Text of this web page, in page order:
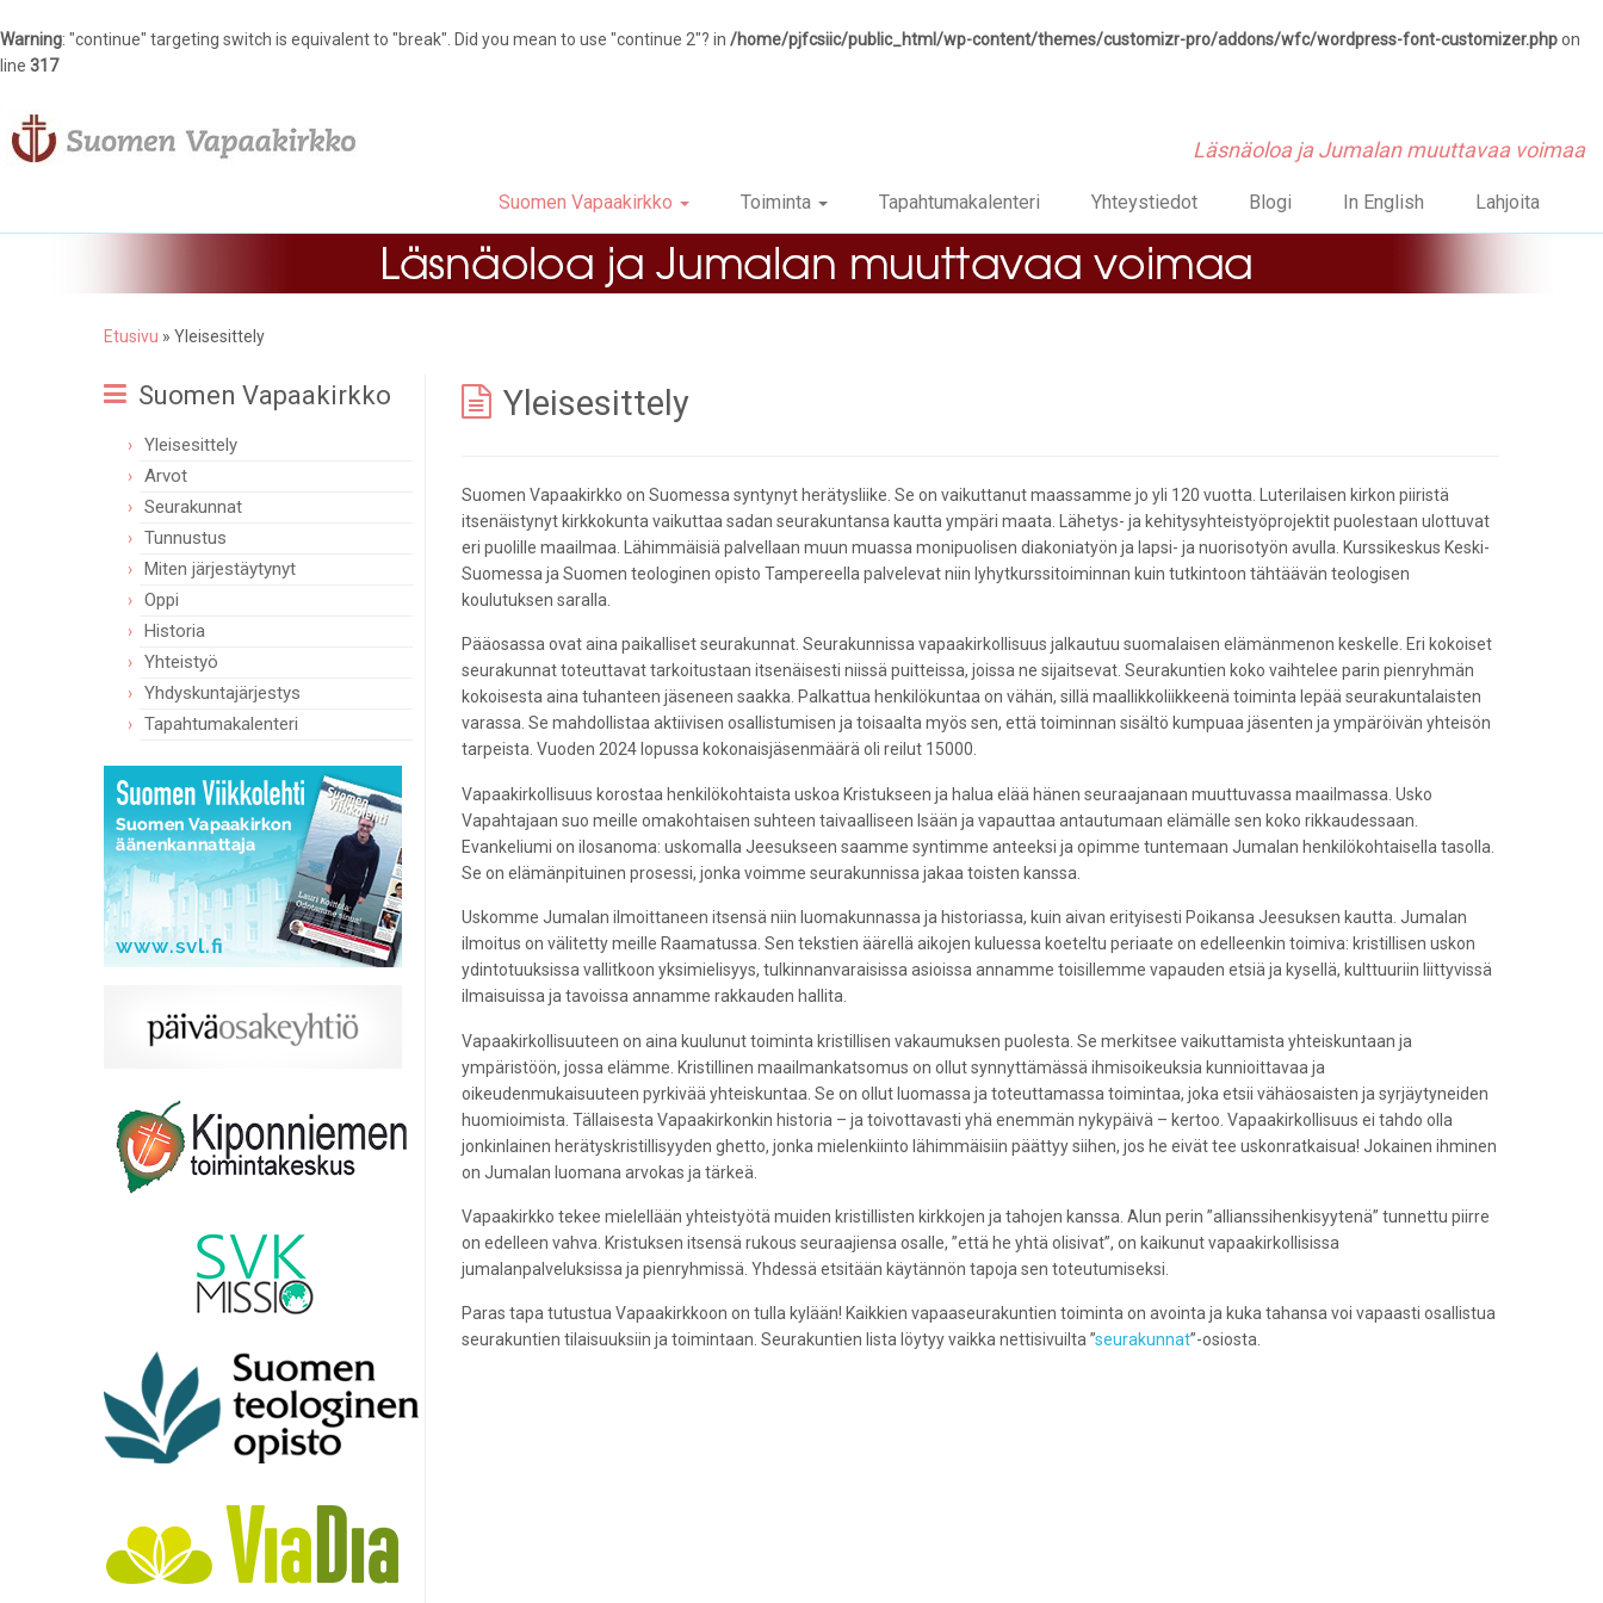
Warning: "continue" targeting switch is equivalent to "break". Did you mean to use "continue 2"? in /home/pjfcsiic/public_html/wp-content/themes/customizr-pro/addons/wfc/wordpress-font-customizer.phpon
line 317
Läsnäoloa ja Jumalan muuttavaa voimaa
Suomen Vapaakirkko Toiminta Tapahtumakalenteri Yhteystiedot Blogi In English Lahjoita
Etusivu » Yleisesittely
Suomen Vapaakirkko
Yleisesittely
Arvot
Seurakunnat
Tunnustus
Miten järjestäytynyt
Oppi
Historia
Yhteistyö
Yhdyskuntajärjestys
Tapahtumakalenteri
Yleisesittely
Suomen Vapaakirkko on Suomessa syntynyt herätysliike. Se on vaikuttanut maassamme jo yli 120 vuotta. Luterilaisen kirkon piiristä
itsenäistynyt kirkkokunta vaikuttaa sadan seurakuntansa kautta ympäri maata. Lähetys- ja kehitysyhteistyöprojektit puolestaan ulottuvat
eri puolille maailmaa. Lähimmäisiä palvellaan muun muassa monipuolisen diakoniatyön ja lapsi- ja nuorisotyön avulla. Kurssikeskus Keski-
Suomessa ja Suomen teologinen opisto Tampereella palvelevat niin lyhytkurssitoiminnan kuin tutkintoon tähtäävän teologisen
koulutuksen saralla.
Pääosassa ovat aina paikalliset seurakunnat. Seurakunnissa vapaakirkollisuus jalkautuu suomalaisen elämänmenon keskelle. Eri kokoiset
seurakunnat toteuttavat tarkoitustaan itsenäisesti niissä puitteissa, joissa ne sijaitsevat. Seurakuntien koko vaihtelee parin pienryhmän
kokoisesta aina tuhanteen jäseneen saakka. Palkattua henkilökuntaa on vähän, sillä maallikkoliikkeenä toiminta lepää seurakuntalaisten
varassa. Se mahdollistaa aktiivisen osallistumisen ja toisaalta myös sen, että toiminnan sisältö kumpuaa jäsenten ja ympäröivän yhteisön
tarpeista. Vuoden 2024 lopussa kokonaisjäsenmäärä oli reilut 15000.
Vapaakirkollisuus korostaa henkilökohtaista uskoa Kristukseen ja halua elää hänen seuraajanaan muuttuvassa maailmassa. Usko
Vapahtajaan suo meille omakohtaisen suhteen taivaalliseen Isään ja vapauttaa antautumaan elämälle sen koko rikkaudessaan.
Evankeliumi on ilosanoma: uskomalla Jeesukseen saamme syntimme anteeksi ja opimme tuntemaan Jumalan henkilökohtaisella tasolla.
Se on elämänpituinen prosessi, jonka voimme seurakunnissa jakaa toisten kanssa.
Uskomme Jumalan ilmoittaneen itsensä niin luomakunnassa ja historiassa, kuin aivan erityisesti Poikansa Jeesuksen kautta. Jumalan
ilmoitus on välitetty meille Raamatussa. Sen tekstien äärellä aikojen kuluessa koeteltu periaate on edelleenkin toimiva: kristillisen uskon
ydintotuuksissa vallitkoon yksimielisyys, tulkinnanvaraisissa asioissa annamme toisillemme vapauden etsiä ja kysellä, kulttuuriin liittyvissä
ilmaisuissa ja tavoissa annamme rakkauden hallita.
Vapaakirkollisuuteen on aina kuulunut toiminta kristillisen vakaumuksen puolesta. Se merkitsee vaikuttamista yhteiskuntaan ja
ympäristöön, jossa elämme. Kristillinen maailmankatsomus on ollut synnyttämässä ihmisoikeuksia kunnioittavaa ja
oikeudenmukaisuuteen pyrkivää yhteiskuntaa. Se on ollut luomassa ja toteuttamassa toimintaa, joka etsii vähäosaisten ja syrjäytyneiden
huomioimista. Tällaisesta Vapaakirkonkin historia – ja toivottavasti yhä enemmän nykypäivä – kertoo. Vapaakirkollisuus ei tahdo olla
jonkinlainen herätyskristillisyyden ghetto, jonka mielenkiinto lähimmäisiin päättyy siihen, jos he eivät tee uskonratkaisua! Jokainen ihminen
on Jumalan luomana arvokas ja tärkeä.
Vapaakirkko tekee mielellään yhteistyötä muiden kristillisten kirkkojen ja tahojen kanssa. Alun perin ”allianssihenkisyytenä” tunnettu piirre
on edelleen vahva. Kristuksen itsensä rukous seuraajiensa osalle, ”että he yhtä olisivat”, on kaikunut vapaakirkollisissa
jumalanpalveluksissa ja pienryhmissä. Yhdessä etsitään käytännön tapoja sen toteutumiseksi.
Paras tapa tutustua Vapaakirkkoon on tulla kylään! Kaikkien vapaaseurakuntien toiminta on avointa ja kuka tahansa voi vapaasti osallistua
seurakuntien tilaisuuksiin ja toimintaan. Seurakuntien lista löytyy vaikka nettisivuilta ”seurakunnat”-osiosta.